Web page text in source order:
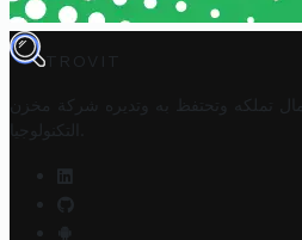
TROVIT
تملكه وتحتفظ به وتديره
شركة مخزن
التكنولوجيا